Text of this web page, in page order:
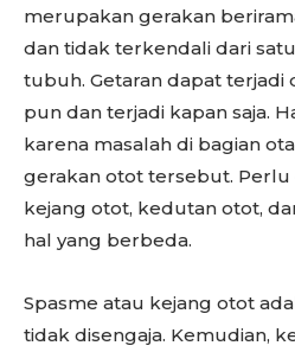
merupakan gerakan
dan tidak terkendali dari
tubuh. Getaran dapat terjadi
pun dan terjadi kapan saja.
karena masalah di bagian
gerakan otot tersebut.
kejang otot, kedutan otot,
hal yang berbeda.
Spasme atau kejang otot
tidak disengaja. Kemudian,